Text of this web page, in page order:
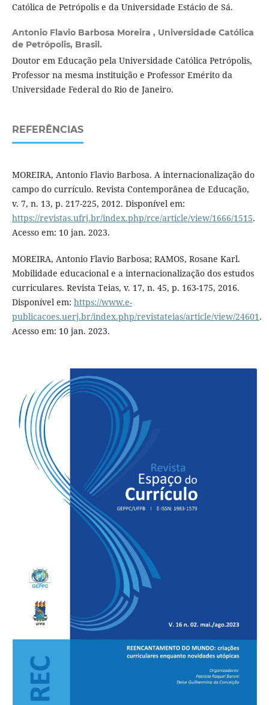
Católica de Petrópolis e da Universidade Estácio de Sá.
Antonio Flavio Barbosa Moreira , Universidade Católica
de Petrópolis, Brasil.
Doutor em Educação pela Universidade Católica Petrópolis,
Professor na mesma instituição e Professor Emérito da
Universidade Federal do Rio de Janeiro.
REFERÊNCIAS
MOREIRA, Antonio Flavio Barbosa. A internacionalização do
campo do currículo. Revista Contemporânea de Educação,
v. 7, n. 13, p. 217-225, 2012. Disponível em:
https://revistas.ufrj.br/index.php/rce/article/view/1666/1515.
Acesso em: 10 jan. 2023.
MOREIRA, Antonio Flavio Barbosa; RAMOS, Rosane Karl.
Mobilidade educacional e a internacionalização dos estudos
curriculares. Revista Teias, v. 17, n. 45, p. 163-175, 2016.
Disponível em: https://www.e-
publicacoes.uerj.br/index.php/revistateias/article/view/24601.
Acesso em: 10 jan. 2023.